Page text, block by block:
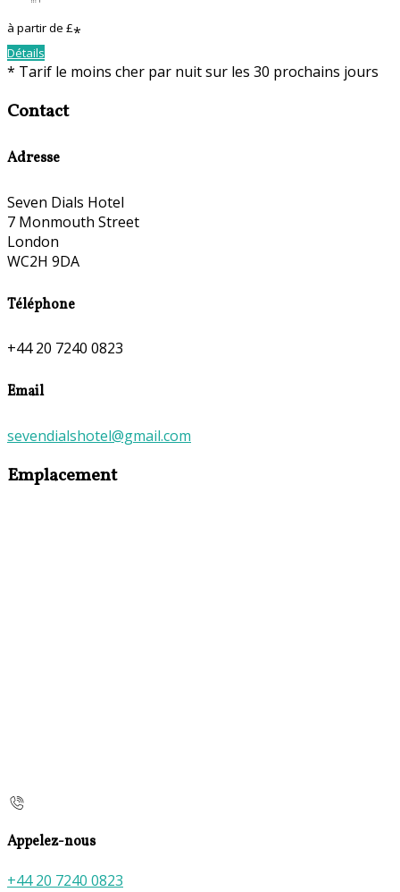
à partir de £*
Détails
* Tarif le moins cher par nuit sur les 30 prochains jours
Contact
Adresse
Seven Dials Hotel
7 Monmouth Street
London
WC2H 9DA
Téléphone
+44 20 7240 0823
Email
sevendialshotel@gmail.com
Emplacement
Appelez-nous
+44 20 7240 0823